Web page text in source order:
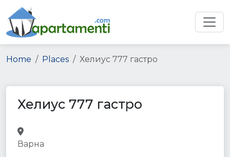
Home Places Хелиус 777 гастро
Хелиус 777 гастро
Варна